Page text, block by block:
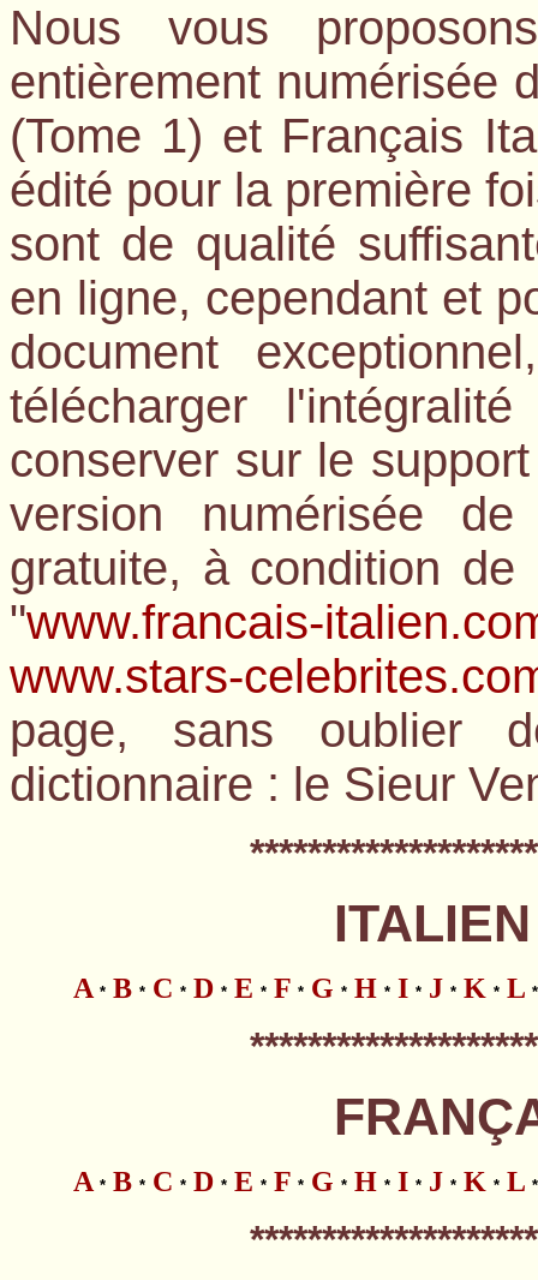
Nous vous
entièrement numérisée
(Tome 1) et Français
édité pour la première
sont de qualité
en ligne, cependant et
document
télécharger
conserver sur le
version numérisée
gratuite, à condition
"www.francais-
www.stars-
page, sans oublier
dictionnaire : le Sieur
*
A * B * C * D * E * F * G * H * I * J * K * L *
*
A * B * C * D * E * F * G * H * I * J * K * L *
*